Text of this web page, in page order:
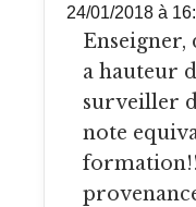
24/01/2018 à
Enseigner, donner des examins
a hauteur
surveiller
note
formation!!